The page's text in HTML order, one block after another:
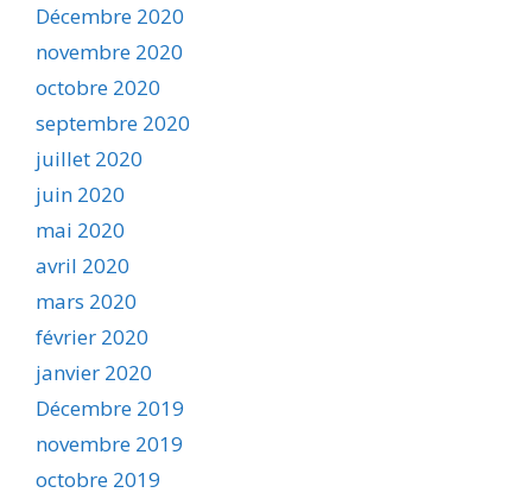
Décembre 2020
novembre 2020
octobre 2020
septembre 2020
juillet 2020
juin 2020
mai 2020
avril 2020
mars 2020
février 2020
janvier 2020
Décembre 2019
novembre 2019
octobre 2019